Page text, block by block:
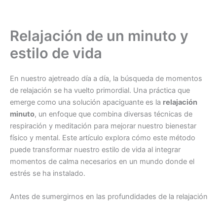
Relajación de un minuto y
estilo de vida
En nuestro ajetreado día a día, la búsqueda de momentos
de relajación se ha vuelto primordial. Una práctica que
emerge como una solución apaciguante es la relajación
minuto, un enfoque que combina diversas técnicas de
respiración y meditación para mejorar nuestro bienestar
físico y mental. Este artículo explora cómo este método
puede transformar nuestro estilo de vida al integrar
momentos de calma necesarios en un mundo donde el
estrés se ha instalado.
Antes de sumergirnos en las profundidades de la relajación